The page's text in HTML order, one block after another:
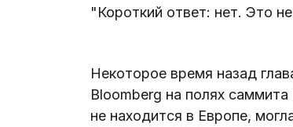
"Короткий ответ: нет. Это
Некоторое время назад
Bloomberg на полях
не находится в Европе,